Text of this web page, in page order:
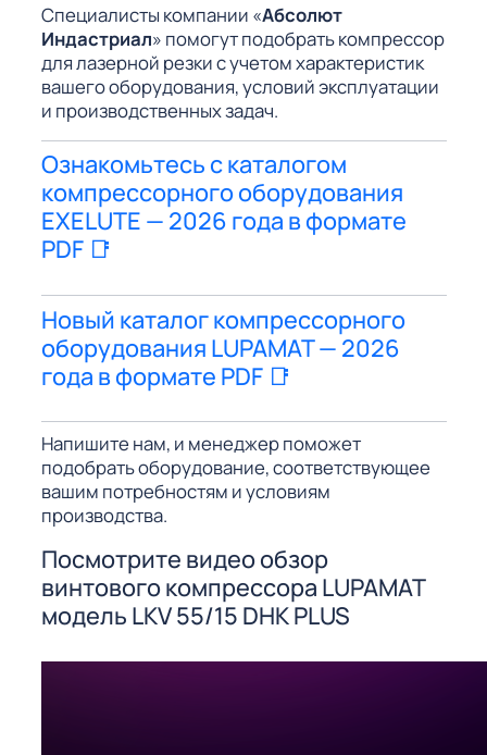
Специалисты компании «Абсолют
Индастриал» помогут подобрать компрессор
для лазерной резки с учетом характеристик
вашего оборудования, условий эксплуатации
и производственных задач.
Ознакомьтесь с каталогом
компрессорного оборудования
EXELUTE — 2026 года в формате
PDF 📑
Новый каталог компрессорного
оборудования LUPAMAT — 2026
года в формате PDF 📑
Напишите нам, и менеджер поможет
подобрать оборудование, соответствующее
вашим потребностям и условиям
производства.
Посмотрите видео обзор
винтового компрессора LUPAMAT
модель LKV 55/15 DHK PLUS